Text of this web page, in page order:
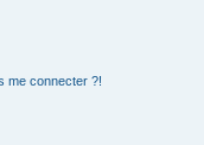
me connecter ?!